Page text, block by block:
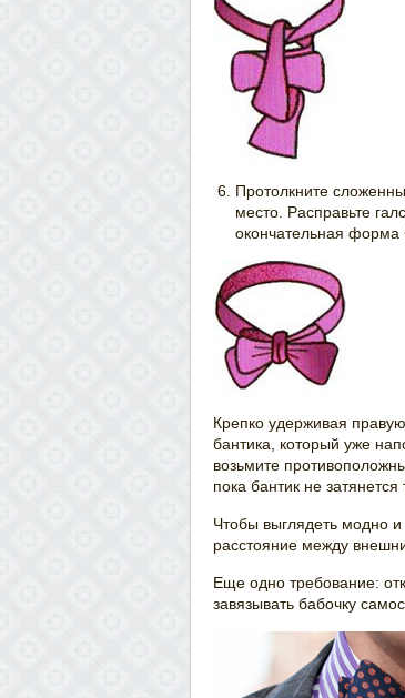
Протолкните
место. Расправьте
окончательная форма
Крепко удерживая
бантика, который уже
возьмите
пока бантик не
Чтобы выглядеть модно
расстояние между
Еще одно требование:
завязывать бабочку